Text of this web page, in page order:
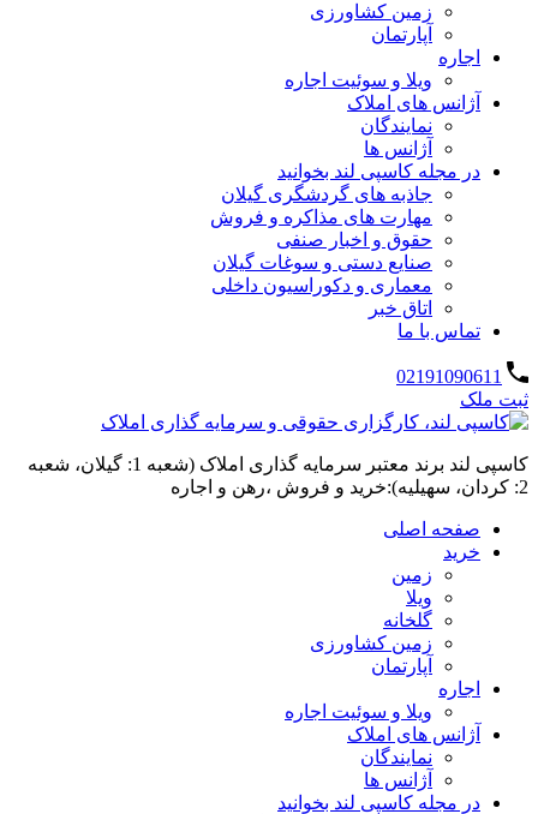
زمین کشاورزی
آپارتمان
اجاره
ویلا و سوئیت اجاره
آژانس های املاک
نمایندگان
آژانس ها
در مجله کاسپی لند بخوانید
جاذبه های گردشگری گیلان
مهارت های مذاکره و فروش
حقوق و اخبار صنفی
صنایع دستی و سوغات گیلان
معماری و دکوراسیون داخلی
اتاق خبر
تماس با ما
02191090611
ثبت ملک
کاسپی لند برند معتبر سرمایه گذاری املاک (شعبه 1: گیلان، شعبه
2: کردان، سهیلیه):خرید و فروش ،رهن و اجاره
صفحه اصلی
خرید
زمین
ویلا
گلخانه
زمین کشاورزی
آپارتمان
اجاره
ویلا و سوئیت اجاره
آژانس های املاک
نمایندگان
آژانس ها
در مجله کاسپی لند بخوانید